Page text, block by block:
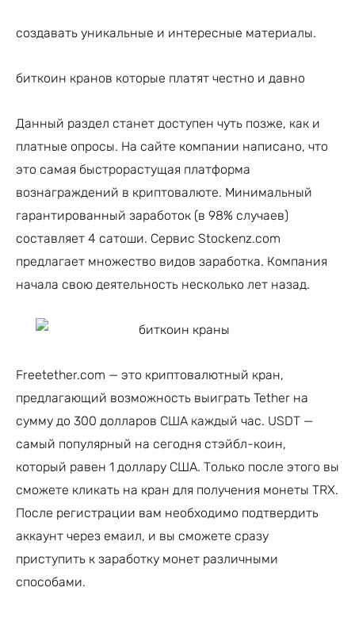
создавать уникальные и интересные материалы.
биткоин кранов которые платят честно и давно
Данный раздел станет доступен чуть позже, как и
платные опросы. На сайте компании написано, что
это самая быстрорастущая платформа
вознаграждений в криптовалюте. Минимальный
гарантированный заработок (в 98% случаев)
составляет 4 сатоши. Сервис Stockenz.com
предлагает множество видов заработка. Компания
начала свою деятельность несколько лет назад.
Freetether.com — это криптовалютный кран,
предлагающий возможность выиграть Tether на
сумму до 300 долларов США каждый час. USDT —
самый популярный на сегодня стэйбл-коин,
который равен 1 доллару США. Только после этого вы
сможете кликать на кран для получения монеты TRX.
После регистрации вам необходимо подтвердить
аккаунт через емаил, и вы сможете сразу
приступить к заработку монет различными
способами.